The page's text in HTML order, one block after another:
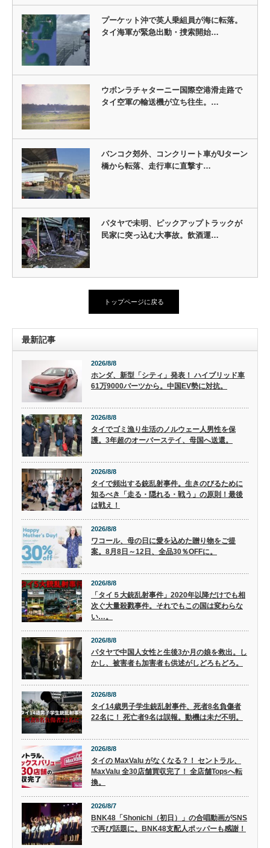
プーケット沖で英人乗組員が海に転落。
タイ海軍が緊急出動・捜索開始…
ウボンラチャターニー国際空港滑走路で
タイ空軍の輸送機が立ち往生。…
バンコク郊外、コンクリート車がUターン
橋から転落、走行車に直撃す…
パタヤで未明、ピックアップトラックが
民家に突っ込む大事故。飲酒運…
トップページに戻る
最新記事
2026/8/8
ホンダ、新型「シティ」発表！ ハイブリッド車
61万9000バーツから。中国EV勢に対抗。
2026/8/8
タイでゴミ漁り生活のノルウェー人男性を保
護。3年超のオーバーステイ、母国へ送還。
2026/8/8
タイで頻出する銃乱射事件。生きのびるために
知るべき「走る・隠れる・戦う」の原則！最後
は戦え！
2026/8/8
ワコール、母の日に愛を込めた贈り物をご提
案。8月8日～12日、全品30％OFFに。
2026/8/8
「タイ５大銃乱射事件」2020年以降だけでも相
次ぐ大量殺戮事件。それでもこの国は変わらな
い…。
2026/8/8
パタヤで中国人女性と生後3か月の娘を救出。し
かし、被害者も加害者も供述がしどろもどろ。
2026/8/8
タイ14歳男子学生銃乱射事件、死者8名負傷者
22名に！ 死亡者9名は誤報。動機は未だ不明。
2026/8/8
タイの MaxValu がなくなる？！ セントラル、
MaxValu 全30店舗買収完了！ 全店舗Topsへ転
換。
2026/8/7
BNK48「Shonichi（初日）」の合唱動画がSNS
で再び話題に。BNK48支配人ポッパーも感謝！